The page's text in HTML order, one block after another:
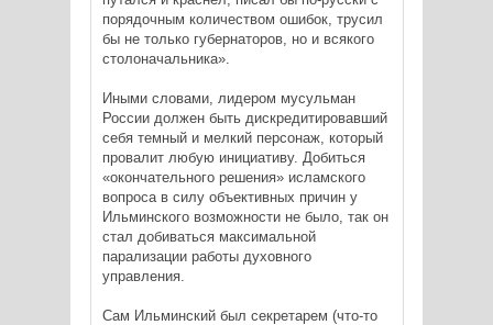
порядочным количеством ошибок, трусил
бы не только губернаторов, но и всякого
столоначальника».
Иными словами, лидером мусульман
России должен быть дискредитировавший
себя темный и мелкий персонаж, который
провалит любую инициативу. Добиться
«окончательного решения» исламского
вопроса в силу объективных причин у
Ильминского возможности не было, так он
стал добиваться максимальной
парализации работы духовного
управления.
Сам Ильминский был секретарем (что-то